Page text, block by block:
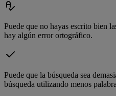
Puede que no hayas escrito bien
hay algún error ortográfico.
Puede que la búsqueda sea
búsqueda utilizando menos